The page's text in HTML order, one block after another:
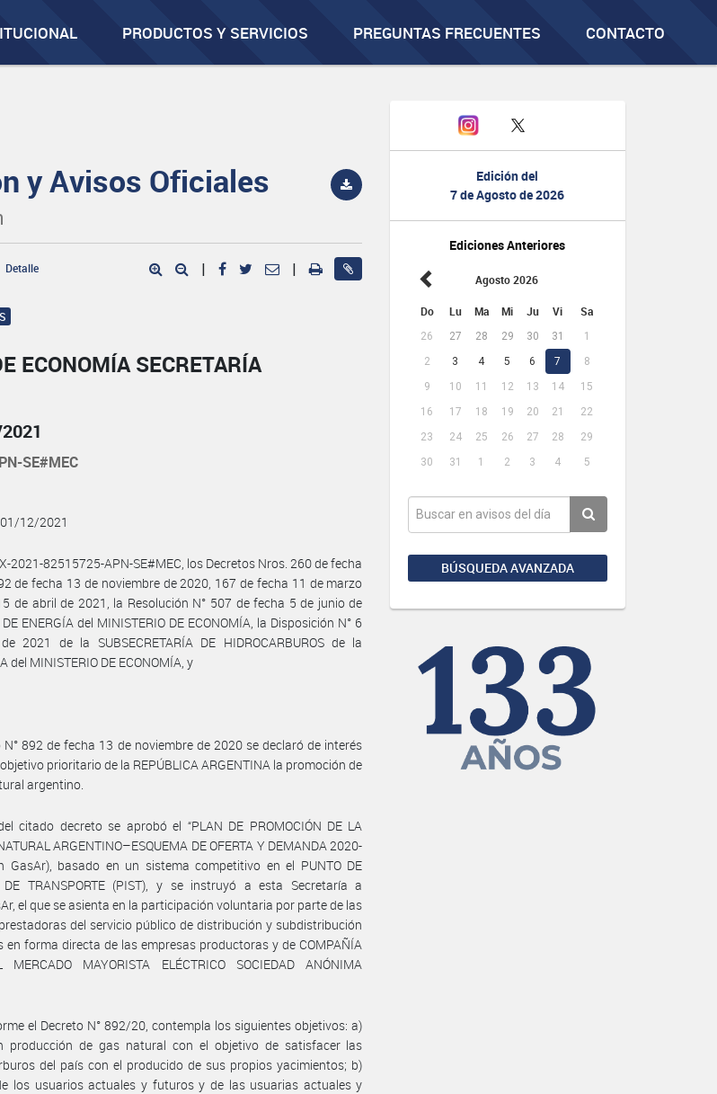
PRODUCTOS Y SERVICIOS PREGUNTAS FRECUENTES CONTACTO
Edición del
7 de Agosto de 2026
Ediciones Anteriores
Agosto 2026
Do Lu Ma Mi Ju Vi Sa
26 27 28 29 30 31
1
2
3 4 5 6 7
8
9
10 11 12 13 14
15
16
17 18 19 20 21
22
23
24 25 26 27 28
29
30
31 1 2 3 4 5
BÚSQUEDA AVANZADA
y Avisos Oficiales
Detalle | |
ECONOMÍA SECRETARÍA
SE#MEC
12/2021
2021-82515725-APN-SE#MEC, los Decretos Nros. 260 de fecha
de fecha 13 de noviembre de 2020, 167 de fecha 11 de marzo
de abril de 2021, la Resolución N° 507 de fecha 5 de junio de
ENERGÍA del MINISTERIO DE ECONOMÍA, la Disposición N° 6
de la SUBSECRETARÍA DE HIDROCARBUROS de la
del MINISTERIO DE ECONOMÍA, y
N° 892 de fecha 13 de noviembre de 2020 se declaró de interés
prioritario de la REPÚBLICA ARGENTINA la promoción de
argentino.
citado decreto se aprobó el “PLAN DE PROMOCIÓN DE LA
ARGENTINO–ESQUEMA DE OFERTA Y DEMANDA 2020-
GasAr), basado en un sistema competitivo en el PUNTO DE
DE TRANSPORTE (PIST), y se instruyó a esta Secretaría a
el que se asienta en la participación voluntaria por parte de las
del servicio público de distribución y subdistribución
en forma directa de las empresas productoras y de COMPAÑÍA
MERCADO MAYORISTA ELÉCTRICO SOCIEDAD ANÓNIMA
el Decreto N° 892/20, contempla los siguientes objetivos: a)
producción de gas natural con el objetivo de satisfacer las
del país con el producido de sus propios yacimientos; b)
los usuarios actuales y futuros y de las usuarias actuales y